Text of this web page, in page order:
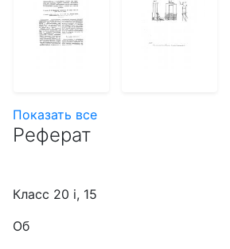
Показать все
Реферат
Класс 20 i, 15
Об